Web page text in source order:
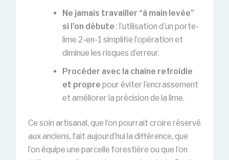
Ne jamais travailler “à main levée”
si l’on débute : l’utilisation d’un porte-
lime 2-en-1 simplifie l’opération et
diminue les risques d’erreur.
Procéder avec la chaîne refroidie
et propre pour éviter l’encrassement
et améliorer la précision de la lime.
Ce soin artisanal, que l’on pourrait croire réservé
aux anciens, fait aujourd’hui la différence, que
l’on équipe une parcelle forestière ou que l’on